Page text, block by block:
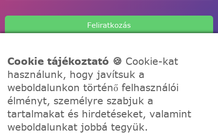
Feliratkozás
A Festede számozott kifestőkkel te is alkothatsz, akár egy
igazi művész! Fesd meg a remekműved korábbi
tapasztalat nélkül, töltődj fel és fejezd ki a kreativitásod!
Cookie tájékoztató 🍪 Cookie-kat
használunk, hogy javítsuk a
weboldalunkon történő felhasználói
élményt, személyre szabjuk a
tartalmakat és hirdetéseket, valamint
weboldalunkat jobbá tegyük.